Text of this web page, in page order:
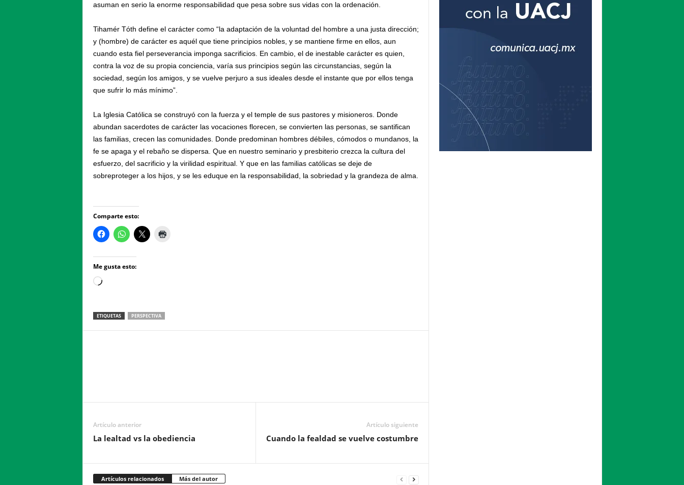
asuman en serio la enorme responsabilidad que pesa sobre sus vidas con la ordenación.
Tihamér Tóth define el carácter como “la adaptación de la voluntad del hombre a una justa dirección;
y (hombre) de carácter es aquél que tiene principios nobles, y se mantiene firme en ellos, aun
cuando esta fiel perseverancia imponga sacrificios. En cambio, el de inestable carácter es quien,
contra la voz de su propia conciencia, varía sus principios según las circunstancias, según la
sociedad, según los amigos, y se vuelve perjuro a sus ideales desde el instante que por ellos tenga
que sufrir lo más mínimo”.
La Iglesia Católica se construyó con la fuerza y el temple de sus pastores y misioneros. Donde
abundan sacerdotes de carácter las vocaciones florecen, se convierten las personas, se santifican
las familias, crecen las comunidades. Donde predominan hombres débiles, cómodos o mundanos, la
fe se apaga y el rebaño se dispersa. Que en nuestro seminario y presbiterio crezca la cultura del
esfuerzo, del sacrificio y la virilidad espiritual. Y que en las familias católicas se deje de
sobreproteger a los hijos, y se les eduque en la responsabilidad, la sobriedad y la grandeza de alma.
Comparte esto:
Me gusta esto:
Loading…
ETIQUETAS PERSPECTIVA
Artículo anterior
La lealtad vs la obediencia
Artículo siguiente
Cuando la fealdad se vuelve costumbre
Artículos relacionados Más del autor